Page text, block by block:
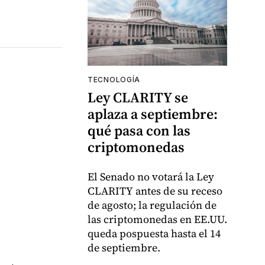
TECNOLOGÍA
Ley CLARITY se
aplaza a septiembre:
qué pasa con las
criptomonedas
El Senado no votará la Ley
CLARITY antes de su receso
de agosto; la regulación de
las criptomonedas en EE.UU.
queda pospuesta hasta el 14
de septiembre.